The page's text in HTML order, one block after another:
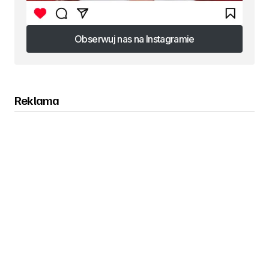
Obserwuj nas na Instagramie
Obserwuj nas na Instagramie
Reklama